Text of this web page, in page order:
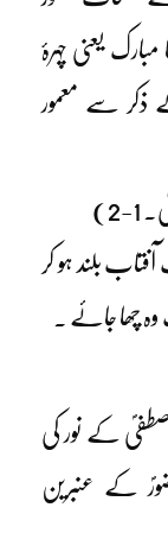
یعنی چہرۂ
ذکر سے معمور
2)
بلند ہو کر
چھا جائے ۔
کے نور کی
کے عنبرین